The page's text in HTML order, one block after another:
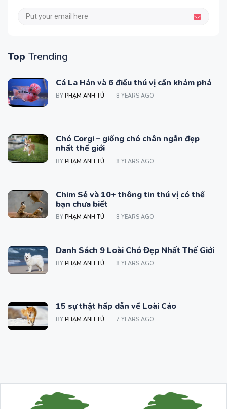
Top Trending
Cá La Hán và 6 điều thú vị cần khám phá
BY PHẠM ANH TÚ 8 YEARS AGO
Chó Corgi – giống chó chân ngắn đẹp
nhất thế giới
BY PHẠM ANH TÚ 8 YEARS AGO
Chim Sẻ và 10+ thông tin thú vị có thể
bạn chưa biết
BY PHẠM ANH TÚ 8 YEARS AGO
Danh Sách 9 Loài Chó Đẹp Nhất Thế Giới
BY PHẠM ANH TÚ 8 YEARS AGO
15 sự thật hấp dẫn về Loài Cáo
BY PHẠM ANH TÚ 7 YEARS AGO